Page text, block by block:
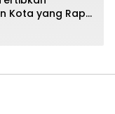
Kota yang Rapi